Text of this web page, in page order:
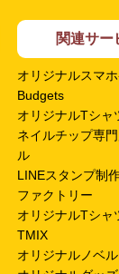
関連サー
オリジナルスマ
Budgets
オリジナルTシャ
ネイルチップ専
ル
LINEスタンプ制
ファクトリー
オリジナルTシャ
TMIX
オリジナルノベ